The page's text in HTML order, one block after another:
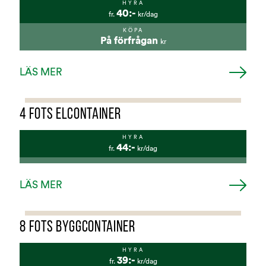
HYRA
fr. 40:- kr/dag
KÖPA
På förfrågan kr
LÄS MER
4 FOTS ELCONTAINER
HYRA
fr. 44:- kr/dag
LÄS MER
8 FOTS BYGGCONTAINER
HYRA
fr. 39:- kr/dag